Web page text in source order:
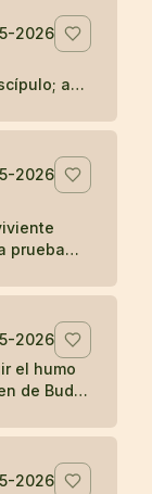
2026
aun
2026
prueba
2026
el humo
de Buda,
2026